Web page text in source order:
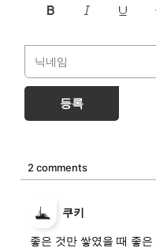
등록
2 comments
쿠키
좋은 것만 쌓였을 때 좋